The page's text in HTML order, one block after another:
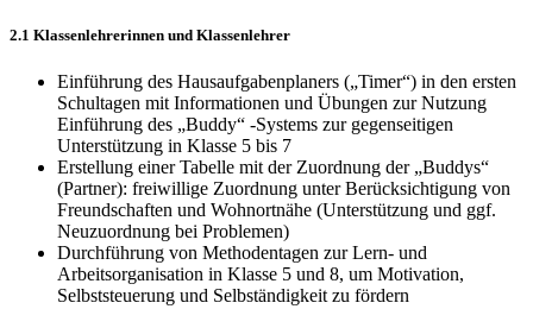
2.1 Klassenlehrerinnen und Klassenlehrer
Einführung des Hausaufgabenplaners („Timer“) in den ersten
Schultagen mit Informationen und Übungen zur Nutzung
Einführung des „Buddy“ -Systems zur gegenseitigen
Unterstützung in Klasse 5 bis 7
Erstellung einer Tabelle mit der Zuordnung der „Buddys“
(Partner): freiwillige Zuordnung unter Berücksichtigung von
Freundschaften und Wohnortnähe (Unterstützung und ggf.
Neuzuordnung bei Problemen)
Durchführung von Methodentagen zur Lern- und
Arbeitsorganisation in Klasse 5 und 8, um Motivation,
Selbststeuerung und Selbständigkeit zu fördern